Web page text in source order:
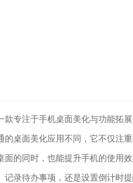
款专注于手机桌面美化与功能拓
的桌面美化应用不同，它不仅注
面的同时，也能提升手机的使用
记录待办事项，还是设置倒计时